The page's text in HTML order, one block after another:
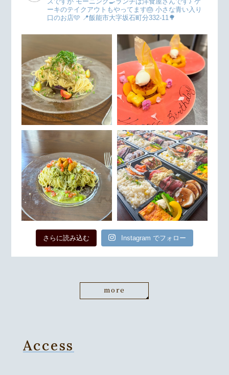
ーキのテイクアウトもやってます🎂 小さな青い入り
口のお店🩵 📍飯能市大字坂石町分332-11🌳
さらに読み込む Instagram でフォロー
more
Access